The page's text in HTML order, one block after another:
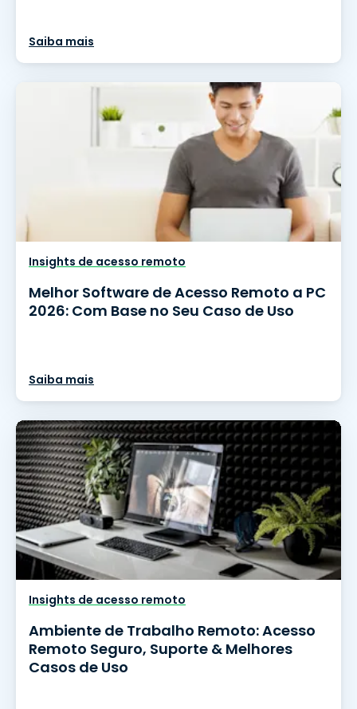
Saiba mais
Insights de acesso remoto
Melhor Software de Acesso Remoto a PC
2026: Com Base no Seu Caso de Uso
Saiba mais
Insights de acesso remoto
Ambiente de Trabalho Remoto: Acesso
Remoto Seguro, Suporte & Melhores
Casos de Uso